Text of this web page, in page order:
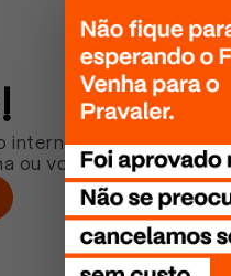
interno. Por favor, tente
ou volte mais tarde!